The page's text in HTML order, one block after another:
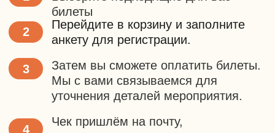
Подарочные сертификаты и
абонементы
Сертификат для подарка или абонемент
для регулярных выездов с экономией до
20%. Выберите, что вам подходит